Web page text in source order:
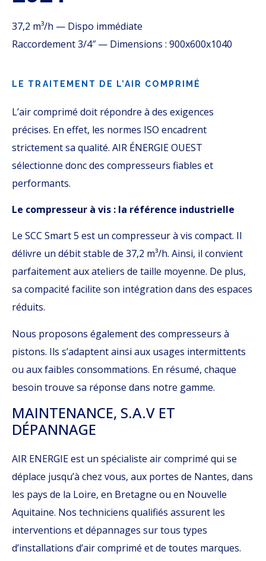
37,2 m³/h — Dispo immédiate
Raccordement3/4″ — Dimensions : 900x600x1040
LE TRAITEMENT DE L’AIR COMPRIMÉ
L’air comprimé doit répondre à des exigences
précises. En effet, les normes ISO encadrent
strictement sa qualité. AIR ÉNERGIE OUEST
sélectionne donc des compresseurs fiables et
performants.
Le compresseur à vis : la référence industrielle
Le SCC Smart 5 est un compresseur à vis compact. Il
délivre un débit stable de 37,2 m³/h. Ainsi, il convient
parfaitement aux ateliers de taille moyenne. De plus,
sa compacité facilite son intégration dans des espaces
réduits.
Nous proposons également des compresseurs à
pistons. Ils s’adaptent ainsi aux usages intermittents
ou aux faibles consommations. En résumé, chaque
besoin trouve sa réponse dans notre gamme.
MAINTENANCE, S.A.V ET
DÉPANNAGE
AIR ENERGIE est un spécialiste air comprimé qui se
déplace jusqu’à chez vous, aux portes de Nantes, dans
les pays de la Loire, en Bretagne ou en Nouvelle
Aquitaine. Nos techniciens qualifiés assurent les
interventions et dépannages sur tous types
d’installations d’air comprimé et de toutes marques.